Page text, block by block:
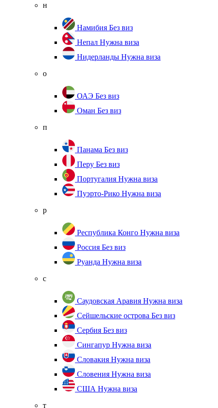
н
Намибия Без виз
Непал Нужна виза
Нидерланды Нужна виза
о
ОАЭ Без виз
Оман Без виз
п
Панама Без виз
Перу Без виз
Португалия Нужна виза
Пуэрто-Рико Нужна виза
р
Республика Конго Нужна виза
Россия Без виз
Руанда Нужна виза
с
Саудовская Аравия Нужна виза
Сейшельские острова Без виз
Сербия Без виз
Сингапур Нужна виза
Словакия Нужна виза
Словения Нужна виза
США Нужна виза
т